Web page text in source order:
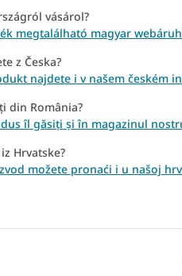
vásárol?
megtalálható magyar
z Česka?
najdete i v našem českém
din România?
îl găsiți și în magazinul
Hrvatske?
možete pronaći i u našoj